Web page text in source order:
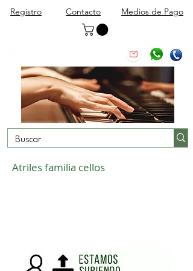
Registro Contacto Medios de Pago
Atriles familia cellos